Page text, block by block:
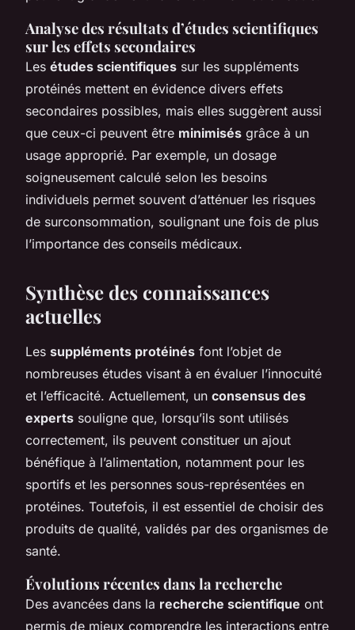
Analyse des résultats d’études scientifiques
sur les effets secondaires
Les études scientifiques sur les suppléments
protéinés mettent en évidence divers effets
secondaires possibles, mais elles suggèrent aussi
que ceux-ci peuvent être minimisés grâce à un
usage approprié. Par exemple, un dosage
soigneusement calculé selon les besoins
individuels permet souvent d’atténuer les risques
de surconsommation, soulignant une fois de plus
l’importance des conseils médicaux.
Synthèse des connaissances
actuelles
Les suppléments protéinés font l’objet de
nombreuses études visant à en évaluer l’innocuité
et l’efficacité. Actuellement, un consensus des
experts souligne que, lorsqu’ils sont utilisés
correctement, ils peuvent constituer un ajout
bénéfique à l’alimentation, notamment pour les
sportifs et les personnes sous-représentées en
protéines. Toutefois, il est essentiel de choisir des
produits de qualité, validés par des organismes de
santé.
Évolutions récentes dans la recherche
Des avancées dans la recherche scientifique ont
permis de mieux comprendre les interactions entre